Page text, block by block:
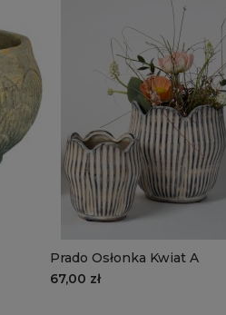
Prado Osłonka Kwiat A
67,00 zł